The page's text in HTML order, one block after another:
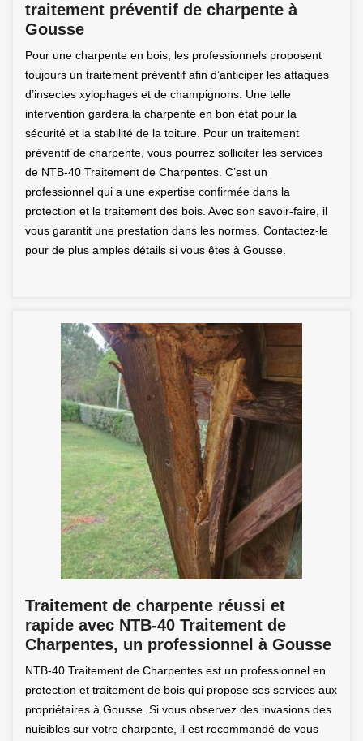
traitement préventif de charpente à
Gousse
Pour une charpente en bois, les professionnels proposent
toujours un traitement préventif afin d’anticiper les attaques
d’insectes xylophages et de champignons. Une telle
intervention gardera la charpente en bon état pour la
sécurité et la stabilité de la toiture. Pour un traitement
préventif de charpente, vous pourrez solliciter les services
de NTB-40 Traitement de Charpentes. C’est un
professionnel qui a une expertise confirmée dans la
protection et le traitement des bois. Avec son savoir-faire, il
vous garantit une prestation dans les normes. Contactez-le
pour de plus amples détails si vous êtes à Gousse.
Traitement de charpente réussi et
rapide avec NTB-40 Traitement de
Charpentes, un professionnel à Gousse
NTB-40 Traitement de Charpentes est un professionnel en
protection et traitement de bois qui propose ses services aux
propriétaires à Gousse. Si vous observez des invasions des
nuisibles sur votre charpente, il est recommandé de vous